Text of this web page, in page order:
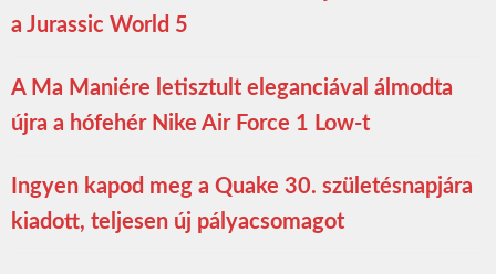
a Jurassic World 5
A Ma Maniére letisztult eleganciával álmodta
újra a hófehér Nike Air Force 1 Low-t
Ingyen kapod meg a Quake 30. születésnapjára
kiadott, teljesen új pályacsomagot